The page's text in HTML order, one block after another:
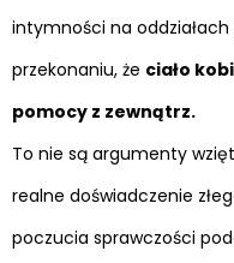
intymności na oddziałach
przekonaniu, że ciało
pomocy z zewnątrz.
To nie są argumenty
realne doświadczenie
poczucia sprawczości